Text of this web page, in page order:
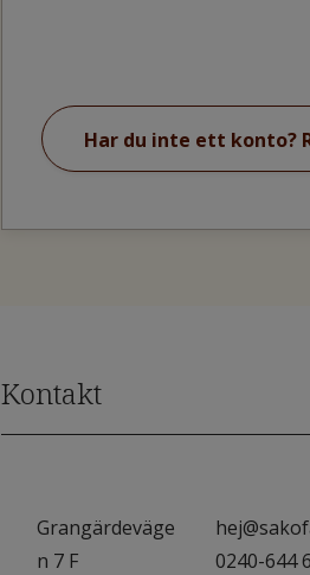
Har du inte ett konto?
Kontakt
Grangärdeväge
n 7 F
0240-644